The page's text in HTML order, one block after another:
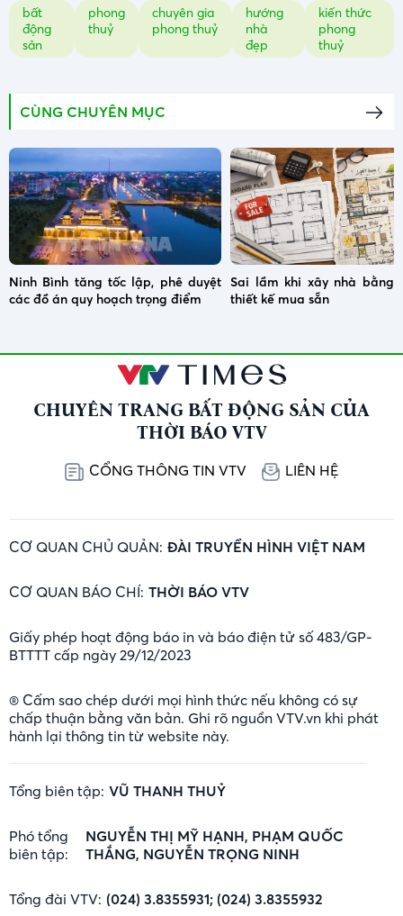
bất
động
sản
phong
thuỷ
chuyên gia
phong thuỷ
hướng
nhà
đẹp
kiến thức
phong
thuỷ
CÙNG CHUYÊN MỤC
Ninh Bình tăng tốc lập, phê duyệt
các đồ án quy hoạch trọng điểm
Sai lầm khi xây nhà bằng
thiết kế mua sẵn
CHUYÊN TRANG BẤT ĐỘNG SẢN CỦA
THỜI BÁO VTV
CỔNG THÔNG TIN VTV LIÊN HỆ
CƠ QUAN CHỦ QUẢN: ĐÀI TRUYỀN HÌNH VIỆT NAM
CƠ QUAN BÁO CHÍ: THỜI BÁO VTV
Giấy phép hoạt động báo in và báo điện tử số 483/GP-
BTTTT cấp ngày 29/12/2023
® Cấm sao chép dưới mọi hình thức nếu không có sự
chấp thuận bằng văn bản. Ghi rõ nguồn VTV.vn khi phát
hành lại thông tin từ website này.
Tổng biên tập: VŨ THANH THUỶ
Phó tổng
biên tập:
NGUYỄN THỊ MỸ HẠNH, PHẠM QUỐC
THẮNG, NGUYỄN TRỌNG NINH
Tổng đài VTV: (024) 3.8355931; (024) 3.8355932